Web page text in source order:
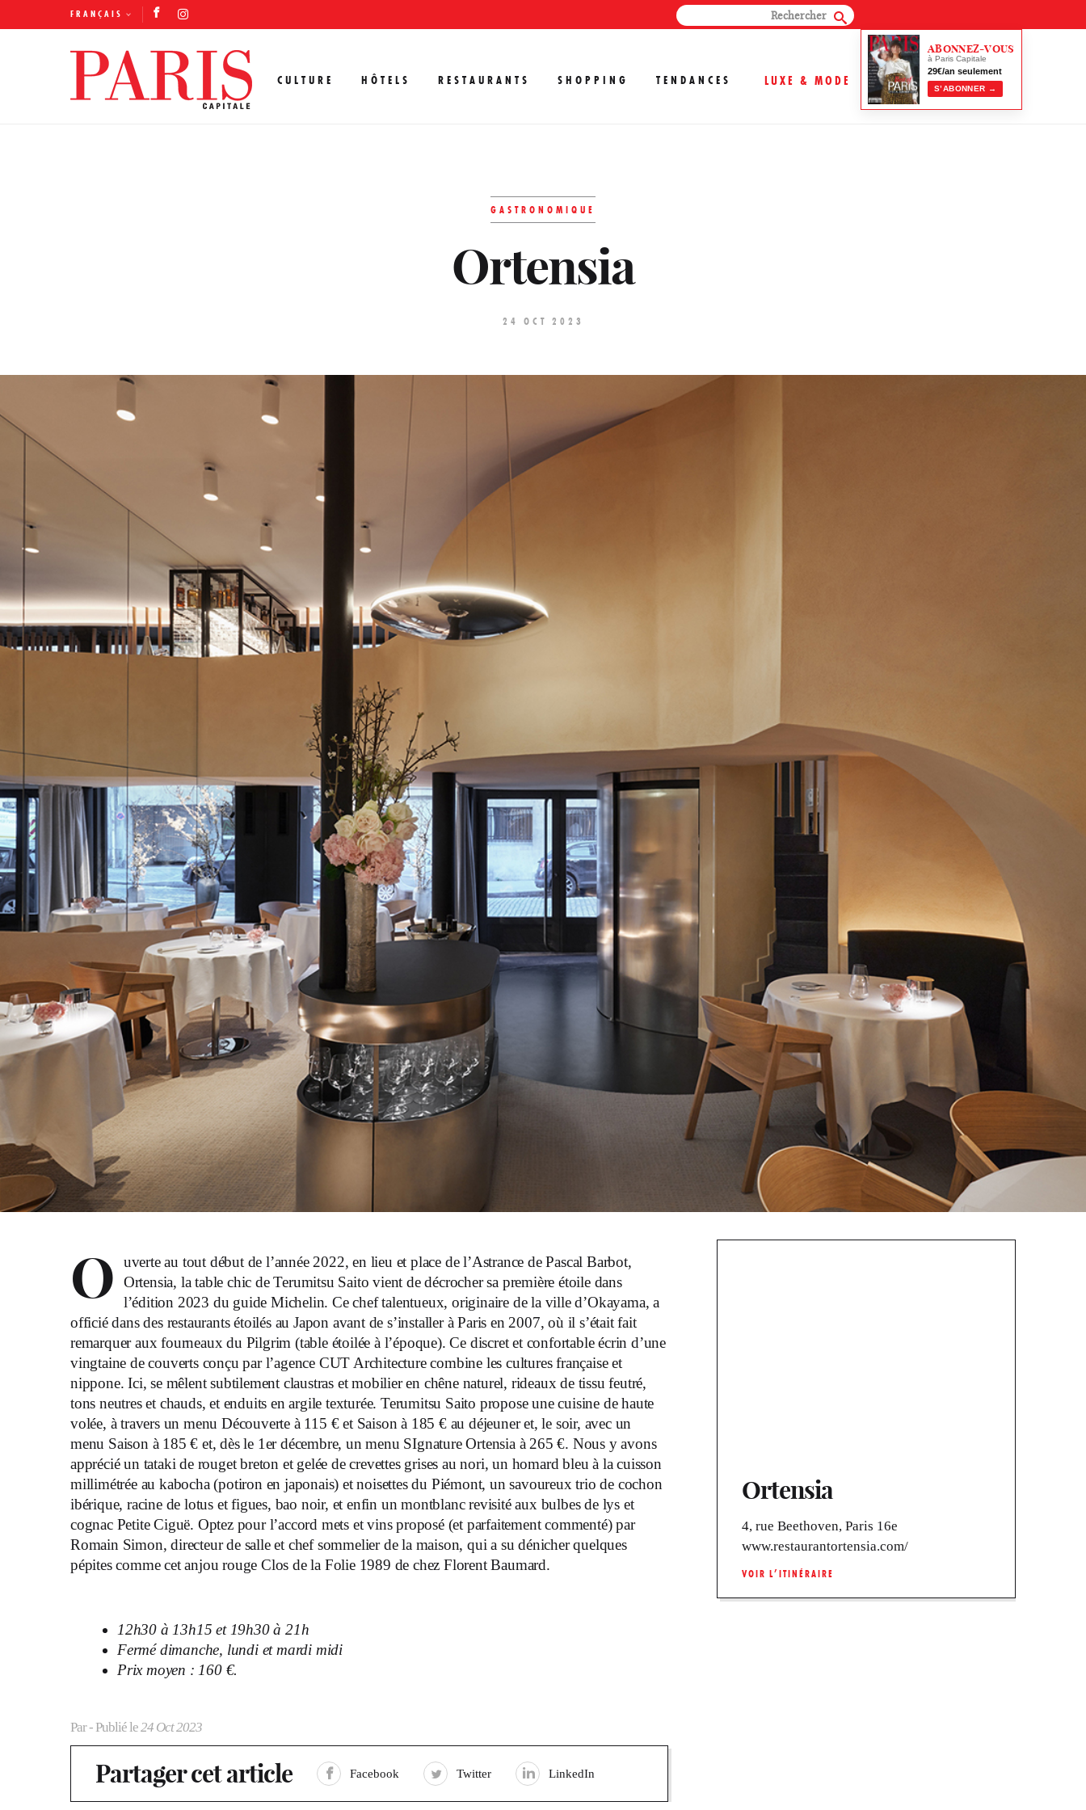
FRANÇAIS
CULTURE HÔTELS RESTAURANTS SHOPPING TENDANCES LUXE & MODE
ABONNEZ-VOUS
à Paris Capitale
29€/an seulement
S’ABONNER →
GASTRONOMIQUE
Ortensia
24 OCT 2023
O
uverte au tout début de l’année 2022, en lieu et place de l’Astrance de Pascal Barbot,
Ortensia, la table chic de Terumitsu Saito vient de décrocher sa première étoile dans
l’édition 2023 du guide Michelin. Ce chef talentueux, originaire de la ville d’Okayama, a
officié dans des restaurants étoilés au Japon avant de s’installer à Paris en 2007, où il s’était fait
remarquer aux fourneaux du Pilgrim (table étoilée à l’époque). Ce discret et confortable écrin d’une
vingtaine de couverts conçu par l’agence CUT Architecture combine les cultures française et
nippone. Ici, se mêlent subtilement claustras et mobilier en chêne naturel, rideaux de tissu feutré,
tons neutres et chauds, et enduits en argile texturée. Terumitsu Saito propose une cuisine de haute
volée, à travers un menu Découverte à 115 € et Saison à 185 € au déjeuner et, le soir, avec un
menu Saison à 185 € et, dès le 1er décembre, un menu SIgnature Ortensia à 265 €. Nous y avons
apprécié un tataki de rouget breton et gelée de crevettes grises au nori, un homard bleu à la cuisson
millimétrée au kabocha (potiron en japonais) et noisettes du Piémont, un savoureux trio de cochon
ibérique, racine de lotus et figues, bao noir, et enfin un montblanc revisité aux bulbes de lys et
cognac Petite Ciguë. Optez pour l’accord mets et vins proposé (et parfaitement commenté) par
Romain Simon, directeur de salle et chef sommelier de la maison, qui a su dénicher quelques
pépites comme cet anjou rouge Clos de la Folie 1989 de chez Florent Baumard.
12h30 à 13h15 et 19h30 à 21h
Fermé dimanche, lundi et mardi midi
Prix moyen : 160 €.
Ortensia
4, rue Beethoven, Paris 16e
www.restaurantortensia.com/
VOIR L’ITINÉRAIRE
Par- Publié le24 Oct 2023
Partager cet article Facebook Twitter LinkedIn